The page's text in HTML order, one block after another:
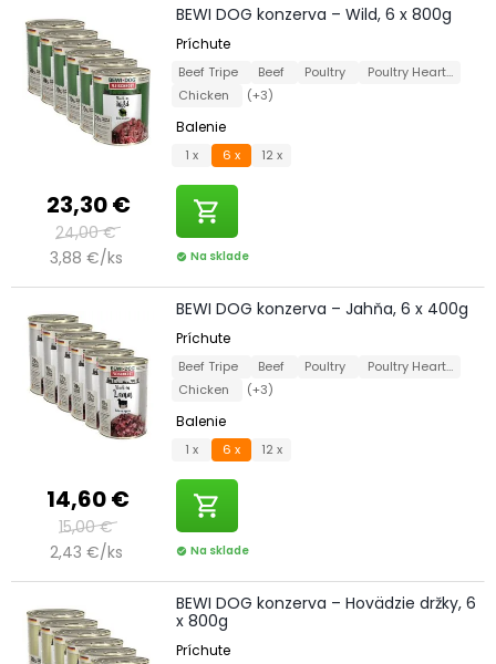
23,30 €
24,00 €
3,88 €/ks
BEWI DOG konzerva – Wild, 6 x 800g
Príchute
Beef Tripe Beef Poultry
Poultry Hearts
Chicken
(+3)
Balenie
1 x 6 x 12 x
shopping_cart
check_circle Na sklade
14,60 €
15,00 €
2,43 €/ks
BEWI DOG konzerva – Jahňa, 6 x 400g
Príchute
Beef Tripe Beef Poultry
Poultry Hearts
Chicken
(+3)
Balenie
1 x 6 x 12 x
shopping_cart
check_circle Na sklade
BEWI DOG konzerva – Hovädzie držky, 6
x 800g
Príchute